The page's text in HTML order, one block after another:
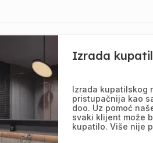
Izrada
Izrada kupatilskog
pristupačnija kao
doo. Uz pomoć
svaki klijent može
kupatilo. Više nije